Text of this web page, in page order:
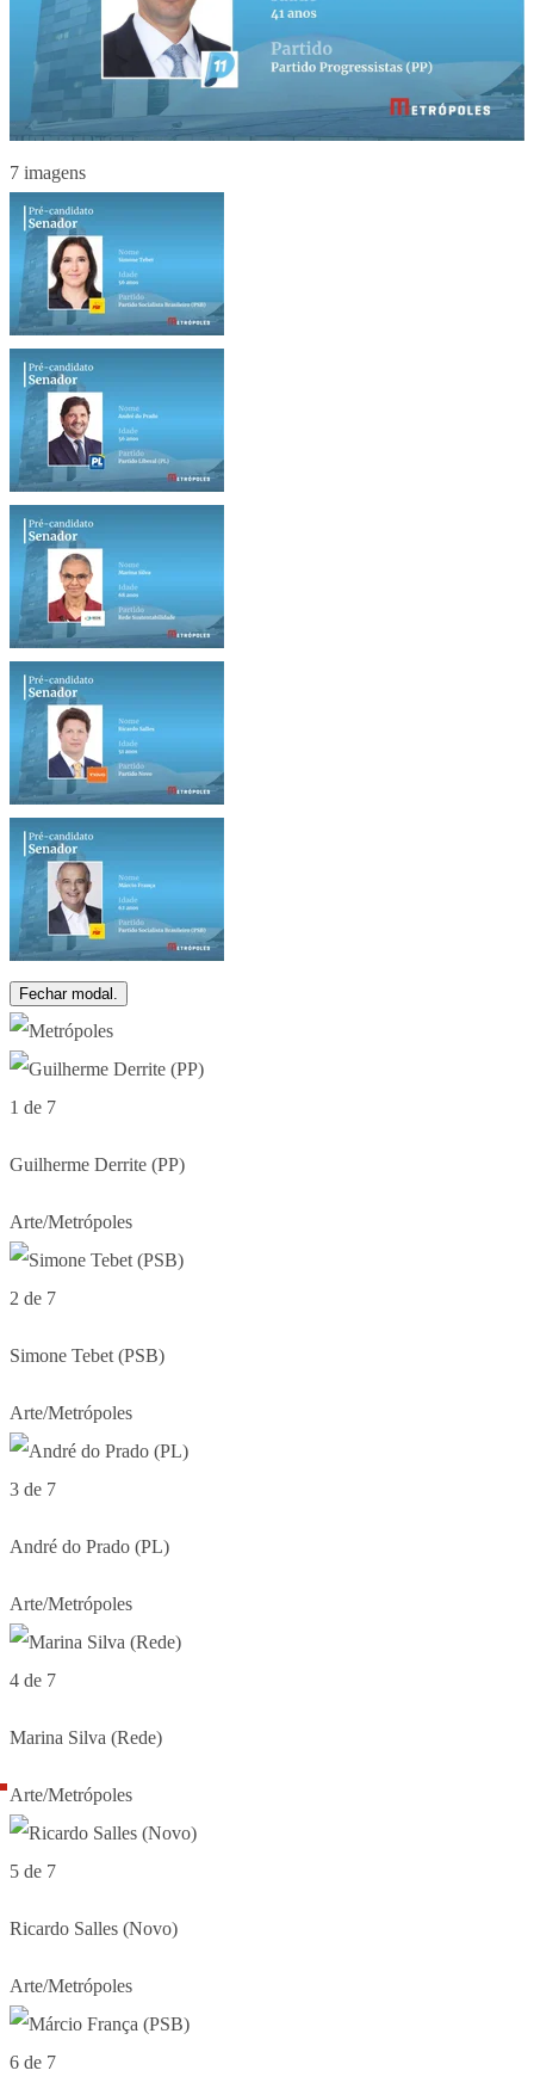
7 imagens
Fechar modal.
1 de 7
Guilherme Derrite (PP)
Arte/Metrópoles
2 de 7
Simone Tebet (PSB)
Arte/Metrópoles
3 de 7
André do Prado (PL)
Arte/Metrópoles
4 de 7
Marina Silva (Rede)
Arte/Metrópoles
5 de 7
Ricardo Salles (Novo)
Arte/Metrópoles
6 de 7